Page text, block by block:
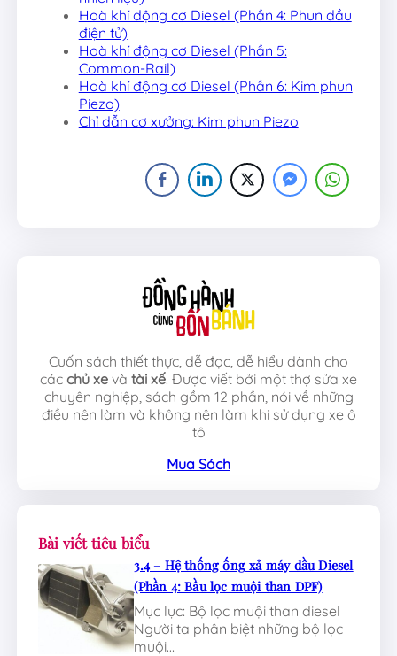
Hoà khí động cơ Diesel (Phần 4: Phun dầu
điện tử)
Hoà khí động cơ Diesel (Phần 5:
Common-Rail)
Hoà khí động cơ Diesel (Phần 6: Kim phun
Piezo)
Chỉ dẫn cơ xưởng: Kim phun Piezo
Cuốn sách thiết thực, dễ đọc, dễ hiểu dành cho
các chủ xe và tài xế. Được viết bởi một thợ sửa xe
chuyên nghiệp, sách gồm 12 phần, nói về những
điều nên làm và không nên làm khi sử dụng xe ô
tô
Mua Sách
Bài viết tiêu biểu
3.4 – Hệ thống ống xả máy dầu Diesel
(Phần 4: Bầu lọc muội than DPF)
Mục lục: Bộ lọc muội than diesel
Người ta phân biệt những bộ lọc
muội…